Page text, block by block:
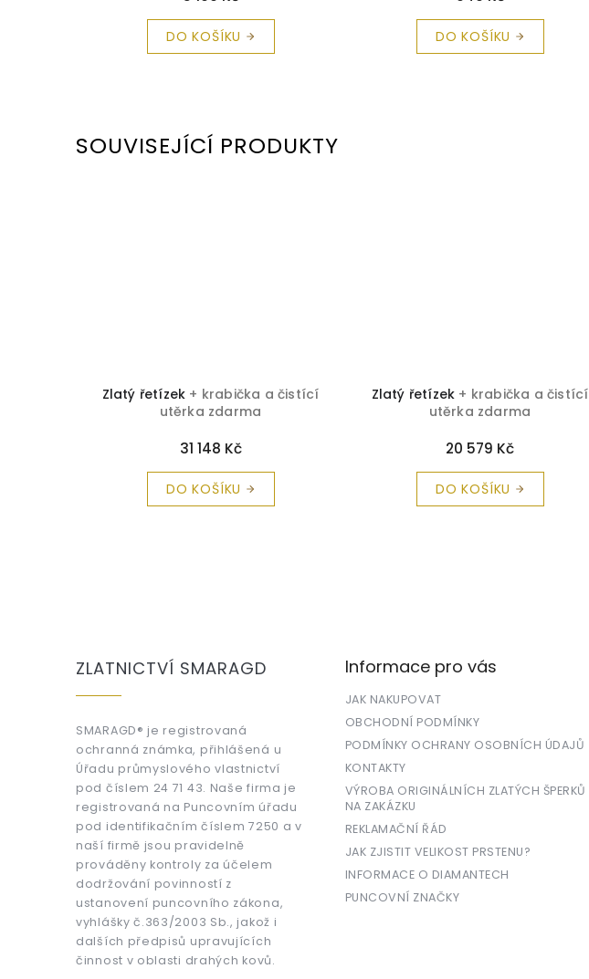
DO KOŠÍKU DO KOŠÍKU
SOUVISEJÍCÍ PRODUKTY
Zlatý řetízek + krabička a čistící
utěrka zdarma
31 148 Kč
DO KOŠÍKU
Zlatý řetízek + krabička a čistící
utěrka zdarma
20 579 Kč
DO KOŠÍKU
ZLATNICTVÍ SMARAGD
SMARAGD® je registrovaná
ochranná známka, přihlášená u
Úřadu průmyslového vlastnictví
pod číslem 24 71 43. Naše firma je
registrovaná na Puncovním úřadu
pod identifikačním číslem 7250 a v
naší firmě jsou pravidelně
prováděny kontroly za účelem
dodržování povinností z
ustanovení puncovního zákona,
vyhlášky č.363/2003 Sb., jakož i
dalších předpisů upravujících
činnost v oblasti drahých kovů.
Informace pro vás
JAK NAKUPOVAT
OBCHODNÍ PODMÍNKY
PODMÍNKY OCHRANY OSOBNÍCH ÚDAJŮ
KONTAKTY
VÝROBA ORIGINÁLNÍCH ZLATÝCH ŠPERKŮ
NA ZAKÁZKU
REKLAMAČNÍ ŘÁD
JAK ZJISTIT VELIKOST PRSTENU?
INFORMACE O DIAMANTECH
PUNCOVNÍ ZNAČKY